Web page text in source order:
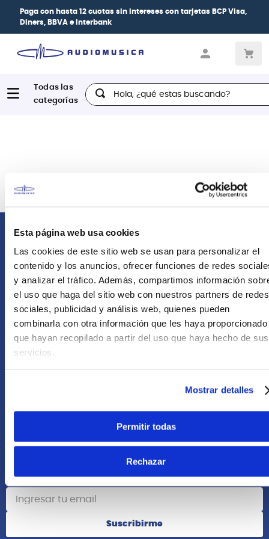
Esta página web usa cookies
Las cookies de este sitio web se usan para personalizar el
contenido y los anuncios, ofrecer funciones de redes
y analizar el tráfico. Además, compartimos información
el uso que haga del sitio web con nuestros partners de redes
sociales, publicidad y análisis web, quienes pueden
combinarla con otra información que les haya proporcionado
que hayan recopilado a partir del uso que haya hecho de sus
servicios.
Mostrar detalles
Permitir todas
Rechazar
Paga con hasta 12 cuotas sin intereses con tarjetas BCP Visa,
Diners, BBVA e Interbank
Hola, ¿qué estas buscando?
Atención Postventa
+51 958418476
+51 977624112
Acerca de Nosotros
Suscribete
Suscribirme